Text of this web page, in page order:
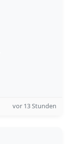
vor 13 Stunden